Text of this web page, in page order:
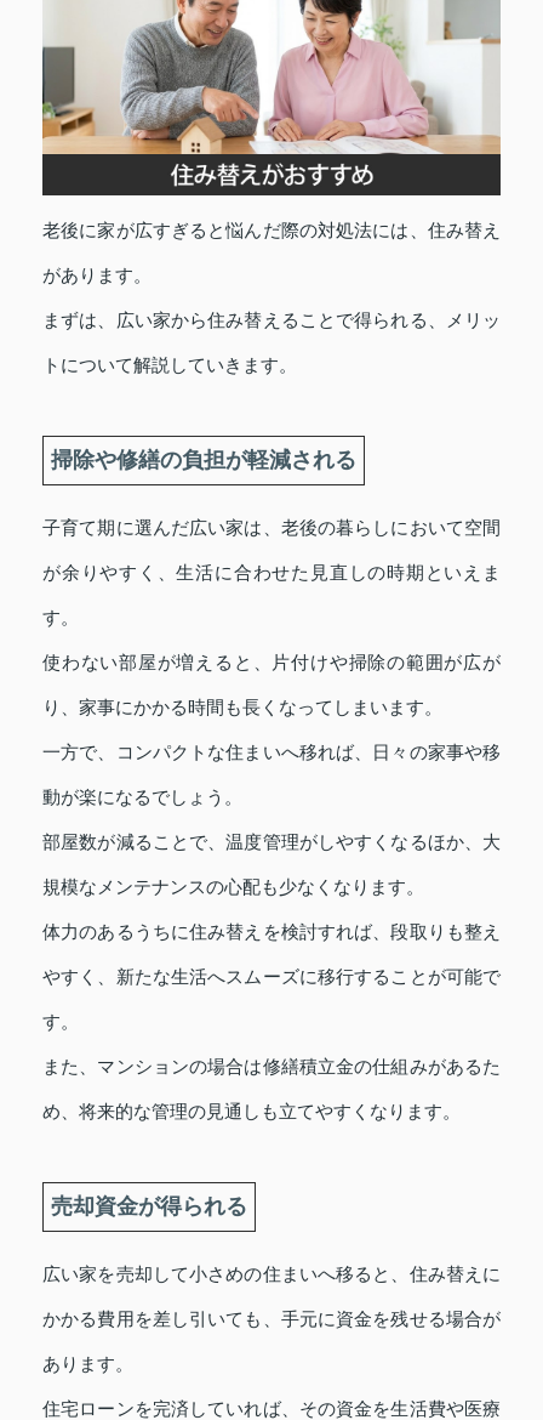
老後に家が広すぎると悩んだ際の対処法には、住み替え
があります。
まずは、広い家から住み替えることで得られる、メリッ
トについて解説していきます。
掃除や修繕の負担が軽減される
子育て期に選んだ広い家は、老後の暮らしにおいて空間
が余りやすく、生活に合わせた見直しの時期といえま
す。
使わない部屋が増えると、片付けや掃除の範囲が広が
り、家事にかかる時間も長くなってしまいます。
一方で、コンパクトな住まいへ移れば、日々の家事や移
動が楽になるでしょう。
部屋数が減ることで、温度管理がしやすくなるほか、大
規模なメンテナンスの心配も少なくなります。
体力のあるうちに住み替えを検討すれば、段取りも整え
やすく、新たな生活へスムーズに移行することが可能で
す。
また、マンションの場合は修繕積立金の仕組みがあるた
め、将来的な管理の見通しも立てやすくなります。
売却資金が得られる
広い家を売却して小さめの住まいへ移ると、住み替えに
かかる費用を差し引いても、手元に資金を残せる場合が
あります。
住宅ローンを完済していれば、その資金を生活費や医療